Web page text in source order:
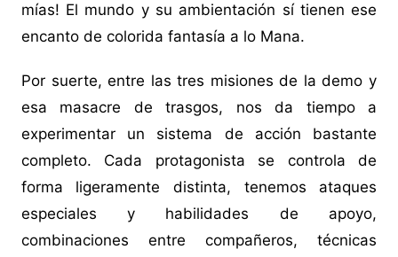
mías! El mundo y su ambientación sí tienen ese
encanto de colorida fantasía a lo Mana.
Por suerte, entre las tres misiones de la demo y
esa masacre de trasgos, nos da tiempo a
experimentar un sistema de acción bastante
completo. Cada protagonista se controla de
forma ligeramente distinta, tenemos ataques
especiales y habilidades de apoyo,
combinaciones entre compañeros, técnicas